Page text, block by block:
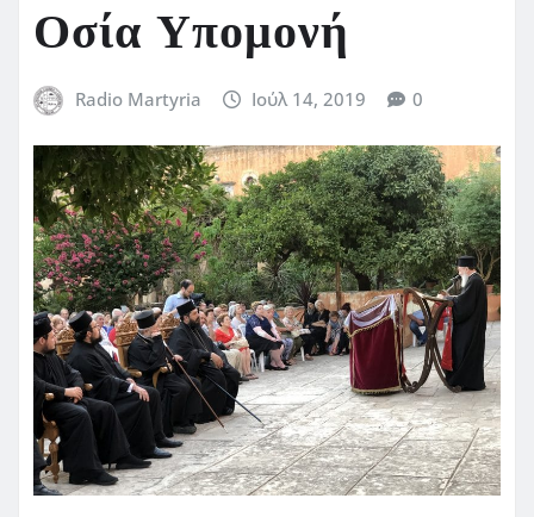
Οσία Υπομονή
Radio Martyria Ιούλ 14, 2019 0